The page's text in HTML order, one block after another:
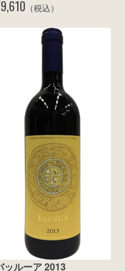
（税込）
ッルーア 2013